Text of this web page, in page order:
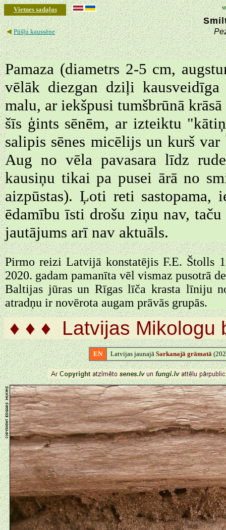
Vietnes sadaļas
◄Pūšļu kaussēne
Pamaza (diametrs 2-5 cm,
vēlāk diezgan dziļi kausveidīga
malu, ar iekšpusi tumšbrūnā
šīs ģints sēnēm, ar izteiktu
salipis sēnes micēlijs un kurš
Aug no vēla pavasara līdz
kausiņu tikai pa pusei ārā no
aizpūstas). Ļoti reti sastopama,
ēdamību īsti drošu ziņu nav, taču
jautājums arī nav aktuāls.
Pirmo reizi Latvijā konstatējis F.E. Štolls
2020. gadam pamanīta vēl vismaz pusotrā
Baltijas jūras un Rīgas līča krasta līniju
atradņu ir novērota augam prāvās grupās.
♦ ♦ ♦ Latvijas Mikologu
EN Latvijas jaunajā Sarkanajā grāmatā